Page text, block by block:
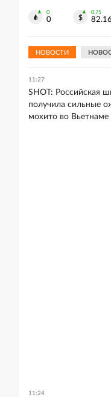
0
0
0.75
82.16
НОВОСТИ
11:31
из-за жары
11:27
SHOT: Российская
получила сильные
мохито во Вьетнаме
11:24